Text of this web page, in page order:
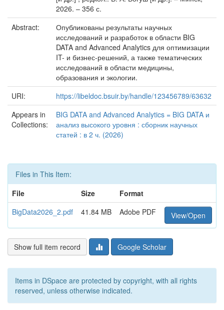
2026. – 356 с.
Abstract:
Опубликованы результаты научных
исследований и разработок в области BIG
DATA and Advanced Analytics для оптимизации
IT- и бизнес-решений, а также тематических
исследований в области медицины,
образования и экологии.
URI:
https://libeldoc.bsuir.by/handle/123456789/63632
Appears in
Collections:
BIG DATA and Advanced Analytics = BIG DATA и
анализ высокого уровня : сборник научных
статей : в 2 ч. (2026)
Files in This Item:
File
Size
Format
BigData2026_2.pdf
41.84 MB Adobe PDF View/Open
Show full item record Google Scholar
Items in DSpace are protected by copyright, with all rights
reserved, unless otherwise indicated.